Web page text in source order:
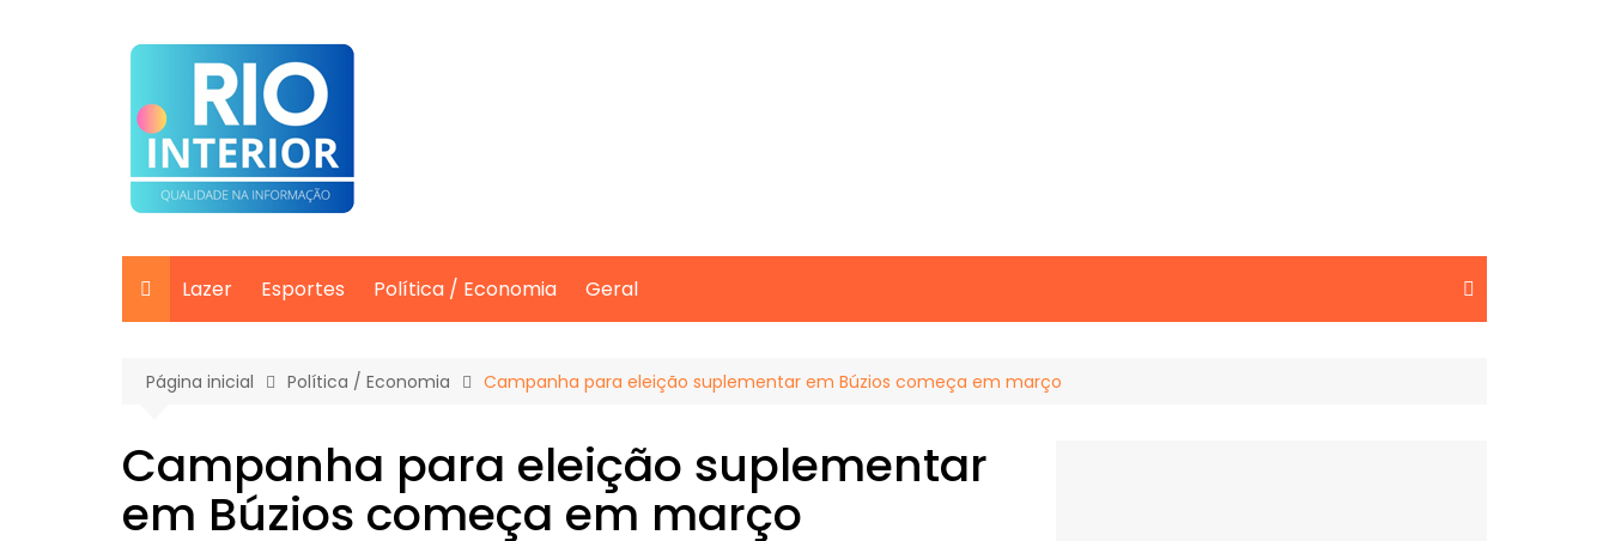
Lazer Esportes Política / Economia Geral
Página inicial Política / Economia Campanha para eleição suplementar em Búzios começa em março
Campanha para eleição suplementar
em Búzios começa em março